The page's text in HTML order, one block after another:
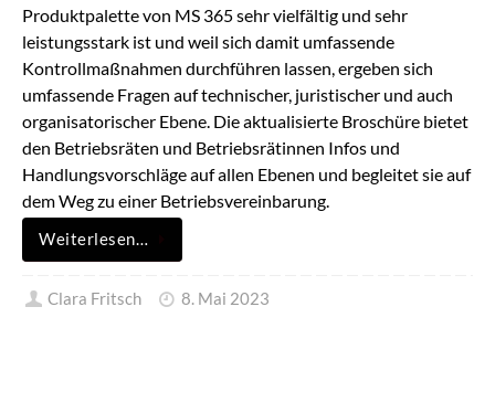
Produktpalette von MS 365 sehr vielfältig und sehr
leistungsstark ist und weil sich damit umfassende
Kontrollmaßnahmen durchführen lassen, ergeben sich
umfassende Fragen auf technischer, juristischer und auch
organisatorischer Ebene. Die aktualisierte Broschüre bietet
den Betriebsräten und Betriebsrätinnen Infos und
Handlungsvorschläge auf allen Ebenen und begleitet sie auf
dem Weg zu einer Betriebsvereinbarung.
Weiterlesen…
Clara Fritsch 8. Mai 2023